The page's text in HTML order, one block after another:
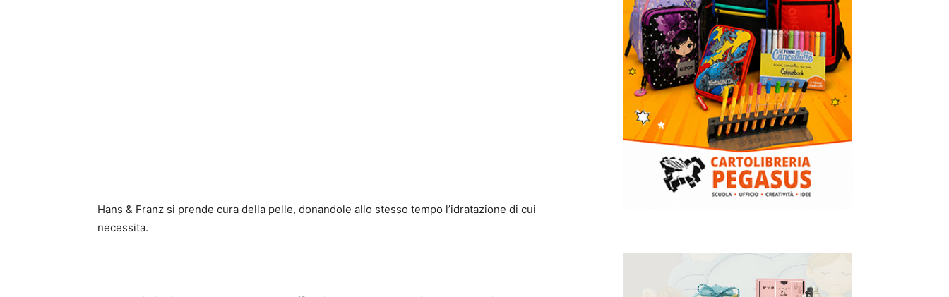
Hans & Franz si prende cura della pelle, donandole allo stesso tempo l’idratazione di cui
necessita.